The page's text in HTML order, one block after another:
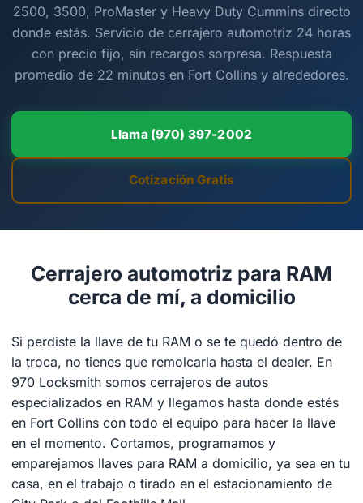
2500, 3500, ProMaster y Heavy Duty Cummins directo
donde estás. Servicio de cerrajero automotriz 24 horas
con precio fijo, sin recargos sorpresa. Respuesta
promedio de 22 minutos en Fort Collins y alrededores.
Llama (970) 397-2002
Cotización Gratis
Cerrajero automotriz para RAM
cerca de mí, a domicilio
Si perdiste la llave de tu RAM o se te quedó dentro de
la troca, no tienes que remolcarla hasta el dealer. En
970 Locksmith somos cerrajeros de autos
especializados en RAM y llegamos hasta donde estés
en Fort Collins con todo el equipo para hacer la llave
en el momento. Cortamos, programamos y
emparejamos llaves para RAM a domicilio, ya sea en tu
casa, en el trabajo o tirado en el estacionamiento de